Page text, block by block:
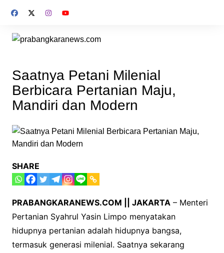
Saatnya Petani Milenial
Berbicara Pertanian Maju,
Mandiri dan Modern
SHARE
PRABANGKARANEWS.COM || JAKARTA– Menteri
Pertanian Syahrul Yasin Limpo menyatakan
hidupnya pertanian adalah hidupnya bangsa,
termasuk generasi milenial. Saatnya sekarang